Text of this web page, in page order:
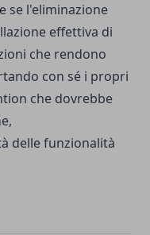
se l'eliminazione
effettiva di
che rendono
con sé i propri
che dovrebbe
delle funzionalità